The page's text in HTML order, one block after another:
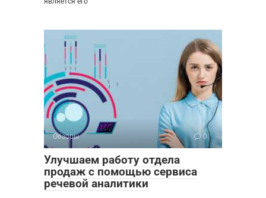
Обзоры 0
Улучшаем работу отдела
продаж с помощью сервиса
речевой аналитики